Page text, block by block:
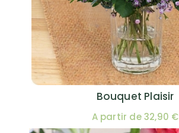
Bouquet Plaisir
A partir de 32,90 €